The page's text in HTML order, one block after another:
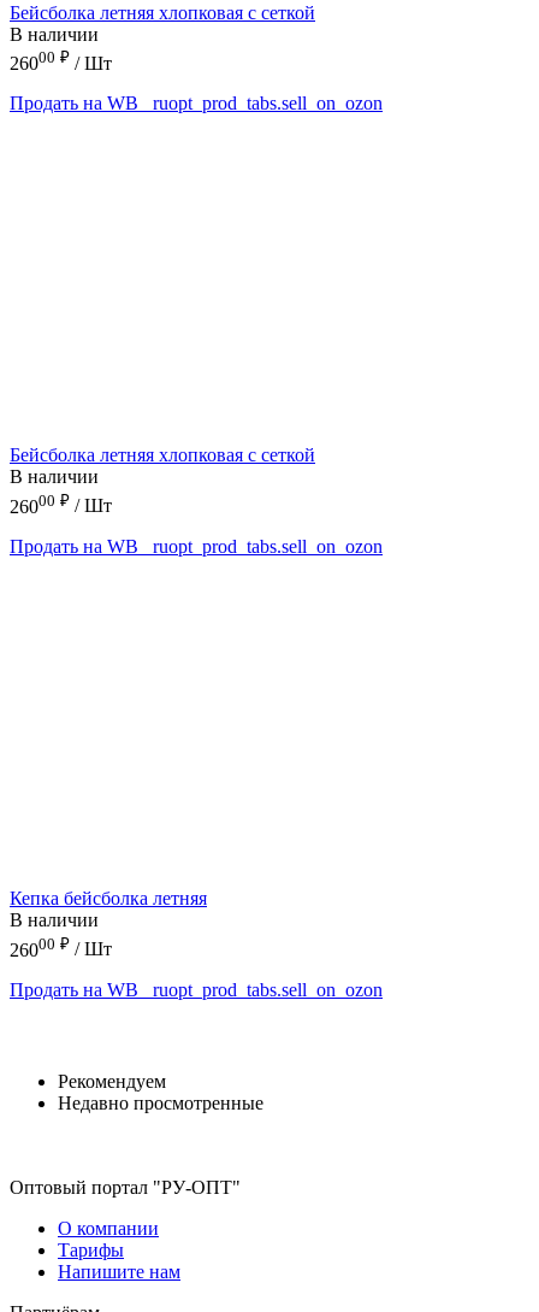
Бейсболка летняя хлопковая с сеткой
В наличии
26000 ₽ / Шт
Продать на WB
_ruopt_prod_tabs.sell_on_ozon
Бейсболка летняя хлопковая с сеткой
В наличии
26000 ₽ / Шт
Продать на WB
_ruopt_prod_tabs.sell_on_ozon
Кепка бейсболка летняя
В наличии
26000 ₽ / Шт
Продать на WB
_ruopt_prod_tabs.sell_on_ozon
Рекомендуем
Недавно просмотренные
Оптовый портал "РУ-ОПТ"
О компании
Тарифы
Напишите нам